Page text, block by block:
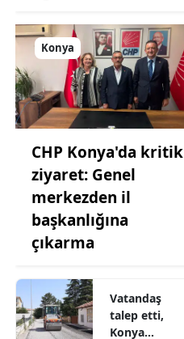
Konya
CHP Konya'da kritik
ziyaret: Genel
merkezden il
başkanlığına
çıkarma
Vatandaş
talep etti,
Konya